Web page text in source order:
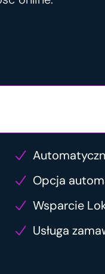
Opcja
Wsparcie
Usługa